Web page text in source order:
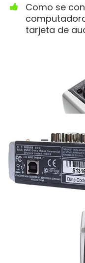
Como se
tarjeta de